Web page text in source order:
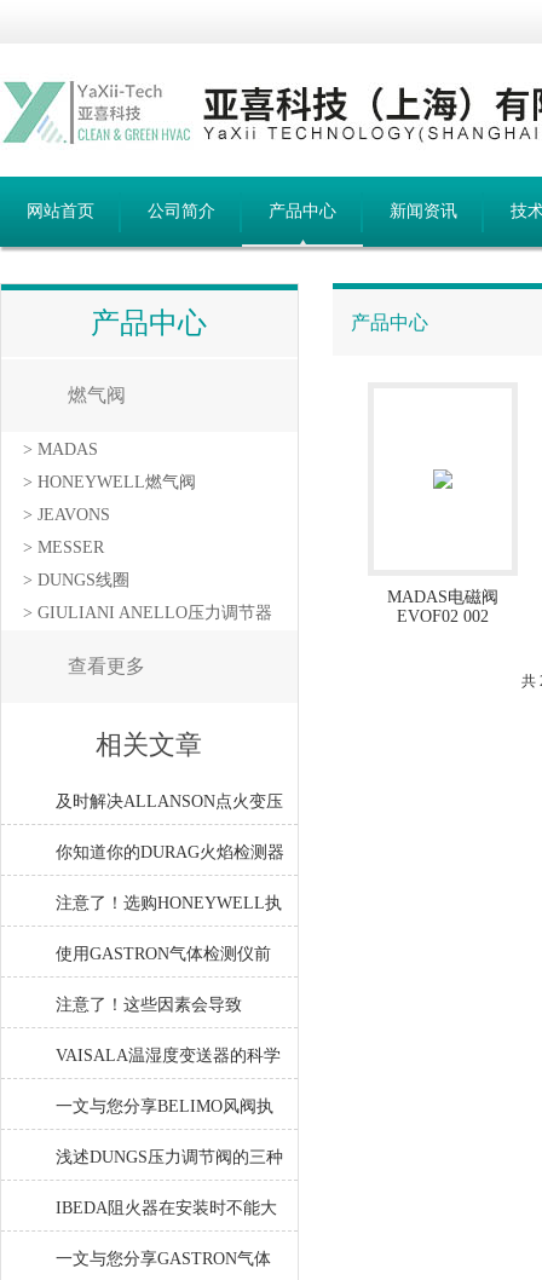
网站首页 公司简介 产品中心 新闻资讯 技
产品中心
燃气阀
> MADAS
> HONEYWELL燃气阀
> JEAVONS
> MESSER
> DUNGS线圈
> GIULIANI ANELLO压力调节器
查看更多
相关文章
及时解决ALLANSON点火变压
器故障是保障长期安全使用的
你知道你的DURAG火焰检测器
属于哪一类型吗？
注意了！选购HONEYWELL执
行器时所需要考虑的要点分享
使用GASTRON气体检测仪前
要进行响应检测
注意了！这些因素会导致
ZIEHL-ABEGG风机各主要部
VAISALA温湿度变送器的科学
安装步骤介绍
一文与您分享BELIMO风阀执
行器的常见故障相应解决方法
浅述DUNGS压力调节阀的三种
不同流量特性
IBEDA阻火器在安装时不能大
一文与您分享GASTRON气体
产品中心
MADAS电磁阀
EVOF02 002
共